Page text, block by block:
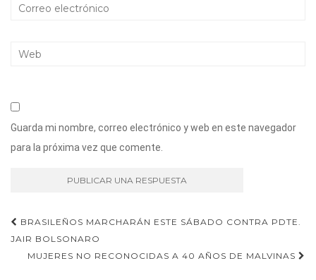
Guarda mi nombre, correo electrónico y web en este navegador
para la próxima vez que comente.
Navegación
de
BRASILEÑOS MARCHARÁN ESTE SÁBADO CONTRA PDTE.
JAIR BOLSONARO
MUJERES NO RECONOCIDAS A 40 AÑOS DE MALVINAS